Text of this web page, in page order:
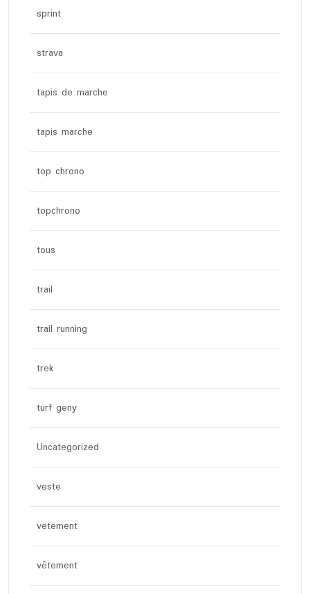
sprint
strava
tapis de marche
tapis marche
top chrono
topchrono
tous
trail
trail running
trek
turf geny
Uncategorized
veste
vetement
vêtement